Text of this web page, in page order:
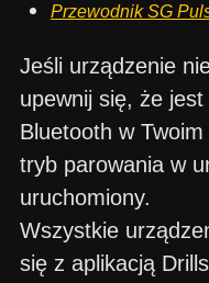
Przewodnik SG
Jeśli urządzenie
upewnij się, że jest
Bluetooth w
tryb parowania w
uruchomiony.
Wszystkie
się z aplikacją